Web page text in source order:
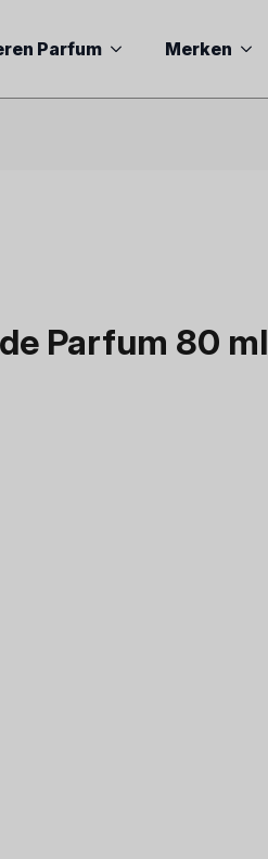
Parfum Merken
Parfum 80 ml